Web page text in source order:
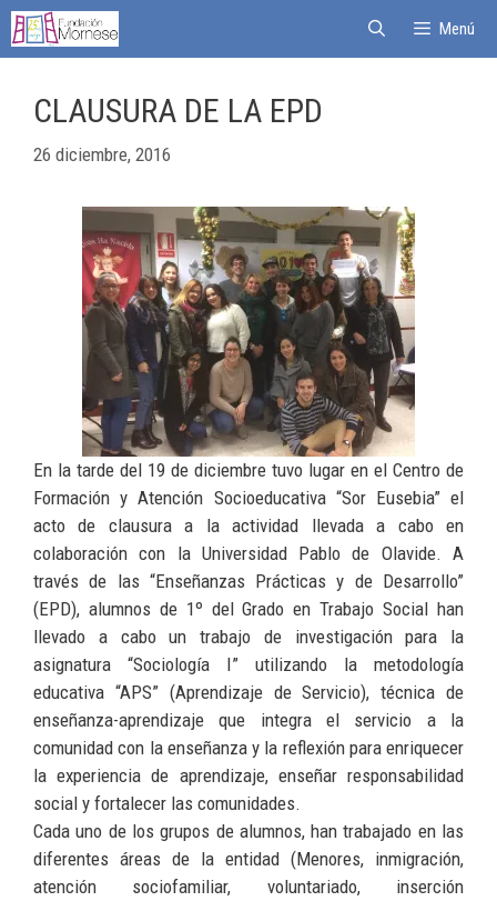
Menú
CLAUSURA DE LA EPD
26 diciembre, 2016
En la tarde del 19 de diciembre tuvo lugar en el Centro de
Formación y Atención Socioeducativa “Sor Eusebia” el
acto de clausura a la actividad llevada a cabo en
colaboración con la Universidad Pablo de Olavide. A
través de las “Enseñanzas Prácticas y de Desarrollo”
(EPD), alumnos de 1º del Grado en Trabajo Social han
llevado a cabo un trabajo de investigación para la
asignatura “Sociología I” utilizando la metodología
educativa “APS” (Aprendizaje de Servicio), técnica de
enseñanza-aprendizaje que integra el servicio a la
comunidad con la enseñanza y la reflexión para enriquecer
la experiencia de aprendizaje, enseñar responsabilidad
social y fortalecer las comunidades.
Cada uno de los grupos de alumnos, han trabajado en las
diferentes áreas de la entidad (Menores, inmigración,
atención sociofamiliar, voluntariado, inserción